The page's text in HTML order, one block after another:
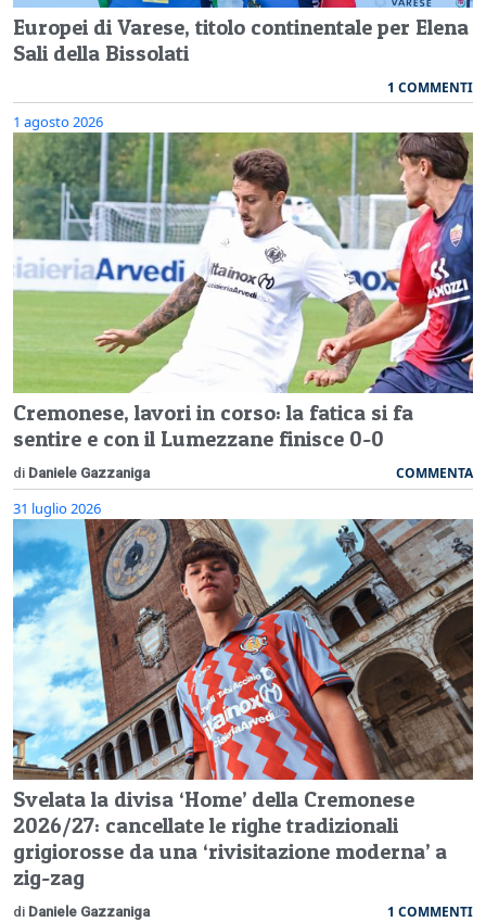
Europei di Varese, titolo continentale per Elena
Sali della Bissolati
1 COMMENTI
1 agosto 2026
Cremonese, lavori in corso: la fatica si fa
sentire e con il Lumezzane finisce 0-0
di Daniele Gazzaniga COMMENTA
31 luglio 2026
Svelata la divisa ‘Home’ della Cremonese
2026/27: cancellate le righe tradizionali
grigiorosse da una ‘rivisitazione moderna’ a
zig-zag
di Daniele Gazzaniga 1 COMMENTI